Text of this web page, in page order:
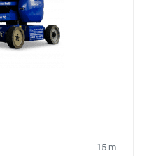
15 m